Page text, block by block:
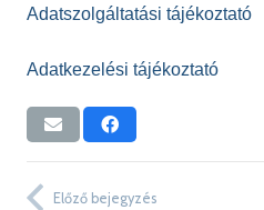
Adatszolgáltatási tájékoztató
Adatkezelési tájékoztató
Előző bejegyzés